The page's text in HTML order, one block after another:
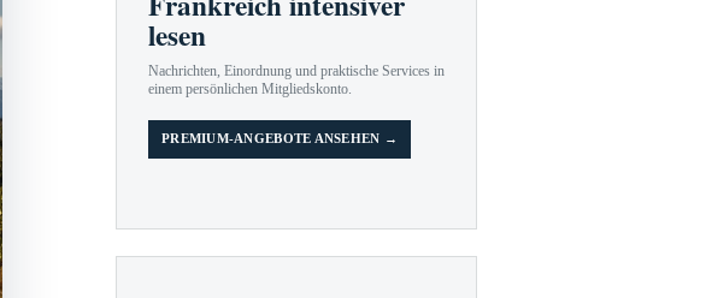
lesen
Nachrichten, Einordnung und praktische Services in
einem persönlichen Mitgliedskonto.
PREMIUM-ANGEBOTE ANSEHEN →